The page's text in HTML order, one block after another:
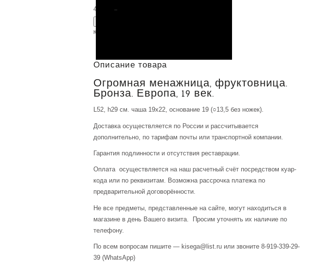
45,000 Р
Категория:
Описание товара
Огромная менажница, фруктовница.
Бронза. Европа, 19 век.
L52, h29 см. чаша 19х22, основание 19 (○13,5 без ножек).
Доставка осуществляется по России и рассчитывается
дополнительно, по тарифам почты или транспортной компании.
Гарантия подлинности и отсутствия реставрации.
Оплата осуществляется на наш расчетный счёт посредством куар-
кода или по реквизитам. Возможна рассрочка платежа по
предварительной договорённости.
Не все предметы, представленные на сайте, могут находиться в
магазине в день Вашего визита. Просим уточнять их наличие по
телефону.
По всем вопросам пишите — kisega@list.ru или звоните 8-919-339-29-
39 (WhatsApp)